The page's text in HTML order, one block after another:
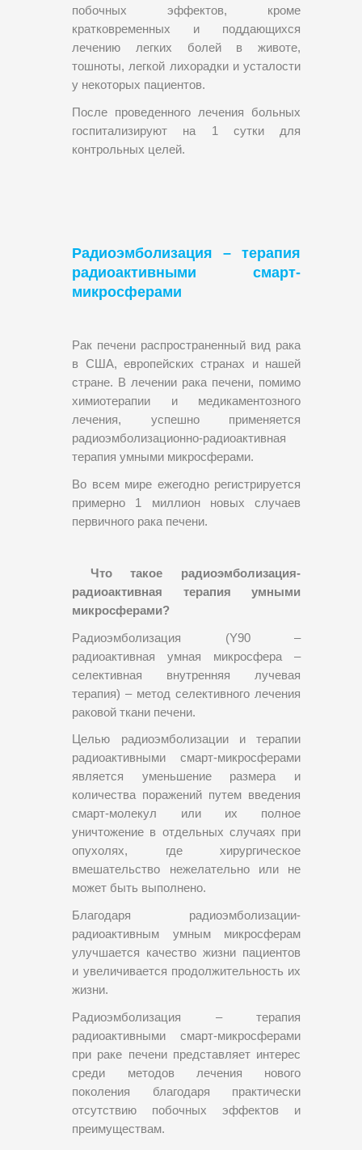
побочных эффектов, кроме
кратковременных и поддающихся
лечению легких болей в животе,
тошноты, легкой лихорадки и усталости
у некоторых пациентов.
После проведенного лечения больных
госпитализируют на 1 сутки для
контрольных целей.
Радиоэмболизация – терапия
радиоактивными смарт-
микросферами
Рак печени распространенный вид рака
в США, европейских странах и нашей
стране. В лечении рака печени, помимо
химиотерапии и медикаментозного
лечения, успешно применяется
радиоэмболизационно-радиоактивная
терапия умными микросферами.
Во всем мире ежегодно регистрируется
примерно 1 миллион новых случаев
первичного рака печени.
Что такое радиоэмболизация-
радиоактивная терапия умными
микросферами?
Радиоэмболизация (Y90 –
радиоактивная умная микросфера –
селективная внутренняя лучевая
терапия) – метод селективного лечения
раковой ткани печени.
Целью радиоэмболизации и терапии
радиоактивными смарт-микросферами
является уменьшение размера и
количества поражений путем введения
смарт-молекул или их полное
уничтожение в отдельных случаях при
опухолях, где хирургическое
вмешательство нежелательно или не
может быть выполнено.
Благодаря радиоэмболизации-
радиоактивным умным микросферам
улучшается качество жизни пациентов
и увеличивается продолжительность их
жизни.
Радиоэмболизация – терапия
радиоактивными смарт-микросферами
при раке печени представляет интерес
среди методов лечения нового
поколения благодаря практически
отсутствию побочных эффектов и
преимуществам.